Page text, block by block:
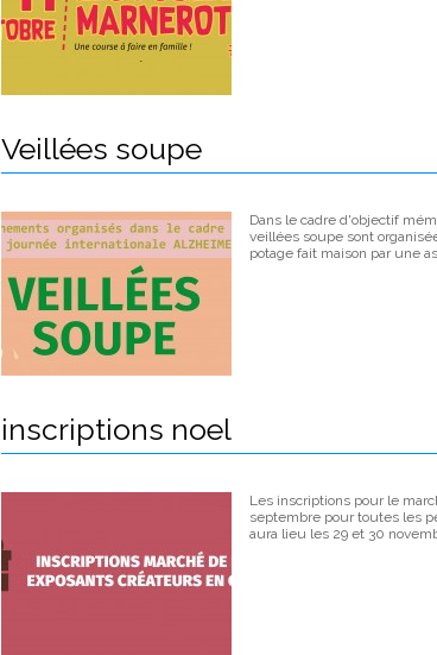
Veillées soupe
Dans le cadre d'objectif
veillées soupe sont
potage fait maison par une
inscriptions noel
Les inscriptions pour le
septembre pour toutes les
aura lieu les 29 et 30